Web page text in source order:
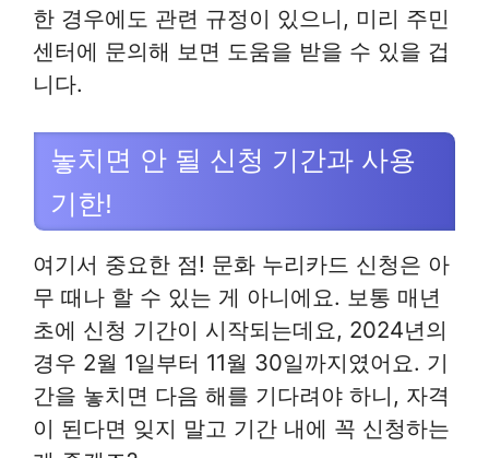
한 경우에도 관련 규정이 있으니, 미리 주민
센터에 문의해 보면 도움을 받을 수 있을 겁
니다.
놓치면 안 될 신청 기간과 사용
기한!
여기서 중요한 점! 문화 누리카드 신청은 아
무 때나 할 수 있는 게 아니에요. 보통 매년
초에 신청 기간이 시작되는데요, 2024년의
경우 2월 1일부터 11월 30일까지였어요. 기
간을 놓치면 다음 해를 기다려야 하니, 자격
이 된다면 잊지 말고 기간 내에 꼭 신청하는